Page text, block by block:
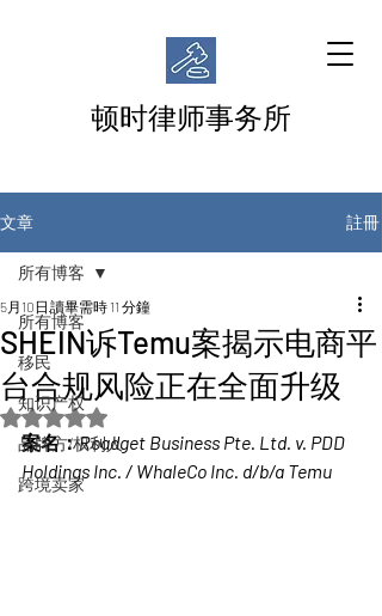
顿时律师事务所
文章 註冊
所有博客
移民
知识产权
品牌方/权利人
跨境卖家
所有博客
SHEIN诉Temu案揭示电商平
台合规风险正在全面升级
5月10日 讀畢需時 11 分鐘
評等為 NaN（最高為 5 顆星）。
案名：Roadget Business Pte. Ltd. v. PDD
Holdings Inc. / WhaleCo Inc. d/b/a Temu